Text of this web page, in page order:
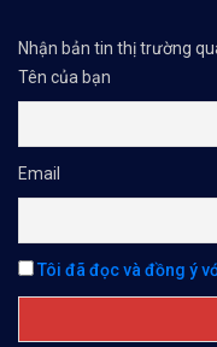
Nhận bản tin thị trường
Tên của bạn
Email
Tôi đã đọc và đồng ý